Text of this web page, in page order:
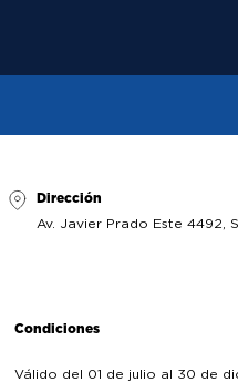
Dirección
Av. Javier Prado Este 4492,
Condiciones
Válido del 01 de julio al 30 de